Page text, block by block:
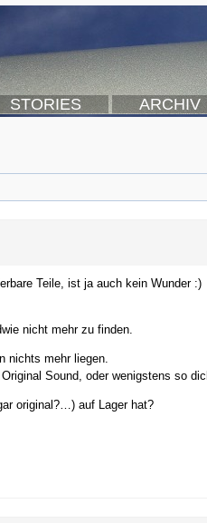
STORIES ARCHIV
Teile, ist ja auch kein Wunder :)
nicht mehr zu finden.
nichts mehr liegen.
Sound, oder wenigstens so
original?…) auf Lager hat?